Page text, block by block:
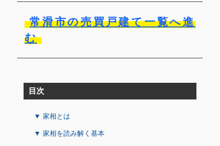
常滑市の売買戸建て一覧へ進
む
目次
▼ 家相とは
▼ 家相を読み解く基本